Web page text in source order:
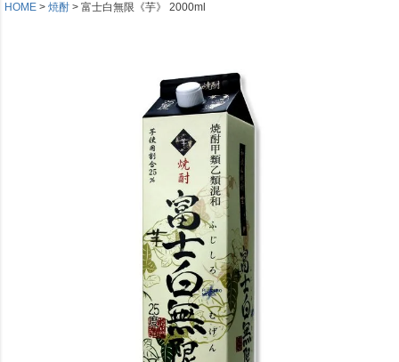
HOME 焼酎 富士白無限《芋》 2000ml